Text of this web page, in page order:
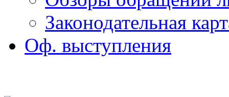
Законодательная
Оф. выступления